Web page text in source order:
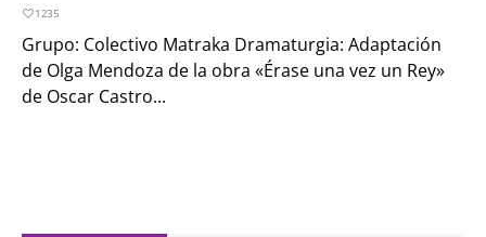
1235
Grupo: Colectivo Matraka Dramaturgia: Adaptación
de Olga Mendoza de la obra «Érase una vez un Rey»
de Oscar Castro...